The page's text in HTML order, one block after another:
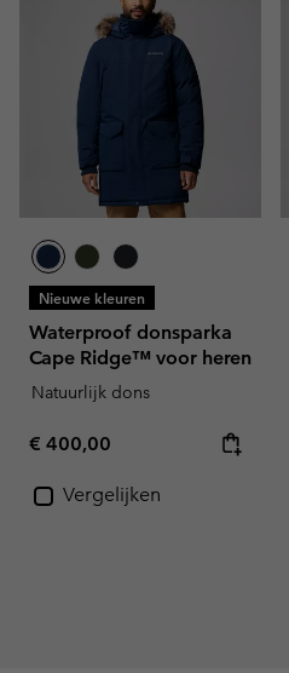
Nieuwe kleuren
Waterproof donsparka
Cape Ridge™ voor heren
Natuurlijk dons
Regular price:
€ 400,00
Vergelijken